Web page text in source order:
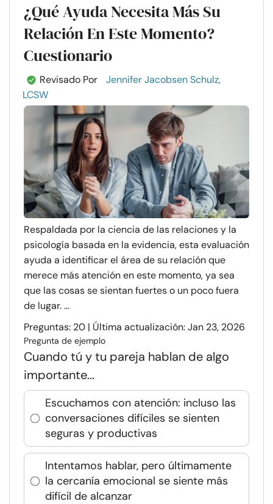
¿Qué Ayuda Necesita Más Su
Relación En Este Momento?
Cuestionario
Revisado Por
Jennifer Jacobsen Schulz,
LCSW
Respaldada por la ciencia de las relaciones y la
psicología basada en la evidencia, esta evaluación
ayuda a identificar el área de su relación que
merece más atención en este momento, ya sea
que las cosas se sientan fuertes o un poco fuera
de lugar. ...
Preguntas: 20 | Última actualización: Jan 23, 2026
Pregunta de ejemplo
Cuando tú y tu pareja hablan de algo
importante...
Escuchamos con atención: incluso las
conversaciones difíciles se sienten
seguras y productivas
Intentamos hablar, pero últimamente
la cercanía emocional se siente más
difícil de alcanzar